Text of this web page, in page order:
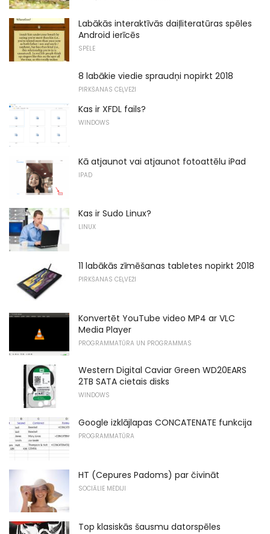
Labākās interaktīvās daiļliteratūras spēles
Android ierīcēs
SPĒLE
8 labākie viedie spraudņi nopirkt 2018
PIRKŠANAS CEĻVEŽI
Kas ir XFDL fails?
WINDOWS
Kā atjaunot vai atjaunot fotoattēlu iPad
IPAD
Kas ir Sudo Linux?
LINUX
11 labākās zīmēšanas tabletes nopirkt 2018
PIRKŠANAS CEĻVEŽI
Konvertēt YouTube video MP4 ar VLC
Media Player
PROGRAMMATŪRA UN PROGRAMMAS
Western Digital Caviar Green WD20EARS
2TB SATA cietais disks
WINDOWS
Google izklājlapas CONCATENATE funkcija
PROGRAMMATŪRA
HT (Cepures Padoms) par čivināt
SOCIĀLIE MĒDIJI
Top klasiskās šausmu datorspēles